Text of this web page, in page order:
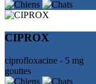
CIPROX
ciprofloxacine - 5 mg
gouttes